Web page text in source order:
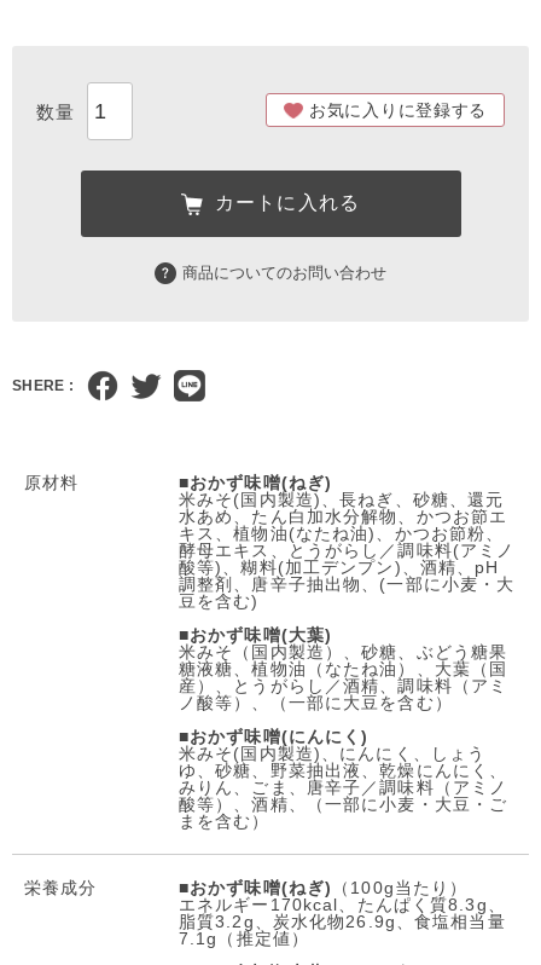
お気に入りに登録する
カートに入れる
商品についてのお問い合わせ
SHERE :
原材料 ■おかず味噌(ねぎ)
米みそ(国内製造)、長ねぎ、砂糖、還元
水あめ、たん白加水分解物、かつお節エ
キス、植物油(なたね油)、かつお節粉、
酵母エキス、とうがらし／調味料(アミノ
酸等)、糊料(加工デンプン)、酒精、pH
調整剤、唐辛子抽出物、(一部に小麦・大
豆を含む)
■おかず味噌(大葉)
米みそ（国内製造）、砂糖、ぶどう糖果
糖液糖、植物油（なたね油）、大葉（国
産）、とうがらし／酒精、調味料（アミ
ノ酸等）、（一部に大豆を含む）
■おかず味噌(にんにく)
米みそ(国内製造)、にんにく、しょう
ゆ、砂糖、野菜抽出液、乾燥にんにく、
みりん、ごま、唐辛子／調味料（アミノ
酸等）、酒精、（一部に小麦・大豆・ご
まを含む）
栄養成分 ■おかず味噌(ねぎ)
（100g当たり）
エネルギー170kcal、たんぱく質8.3g、
脂質3.2g、炭水化物26.9g、食塩相当量
7.1g（推定値）